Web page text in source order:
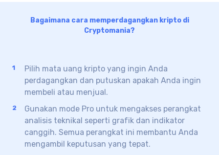
Bagaimana cara memperdagangkan kripto di
Cryptomania?
Pilih mata uang kripto yang ingin Anda
perdagangkan dan putuskan apakah Anda ingin
membeli atau menjual.
Gunakan mode Pro untuk mengakses perangkat
analisis teknikal seperti grafik dan indikator
canggih. Semua perangkat ini membantu Anda
mengambil keputusan yang tepat.